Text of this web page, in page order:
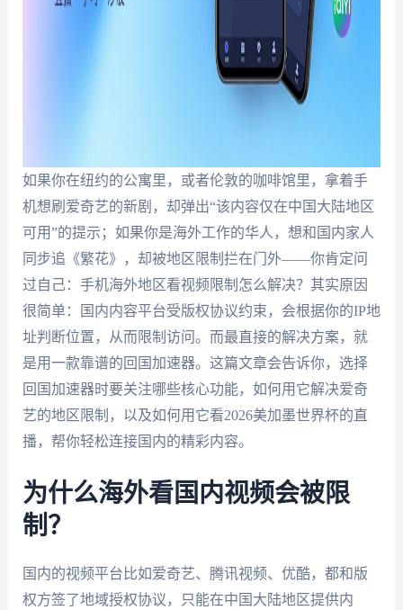
如果你在纽约的公寓里，或者伦敦的咖啡馆里，拿着手
机想刷爱奇艺的新剧，却弹出“该内容仅在中国大陆地区
可用”的提示；如果你是海外工作的华人，想和国内家人
同步追《繁花》，却被地区限制拦在门外——你肯定问
过自己：手机海外地区看视频限制怎么解决？其实原因
很简单：国内内容平台受版权协议约束，会根据你的IP地
址判断位置，从而限制访问。而最直接的解决方案，就
是用一款靠谱的回国加速器。这篇文章会告诉你，选择
回国加速器时要关注哪些核心功能，如何用它解决爱奇
艺的地区限制，以及如何用它看2026美加墨世界杯的直
播，帮你轻松连接国内的精彩内容。
为什么海外看国内视频会被限
制？
国内的视频平台比如爱奇艺、腾讯视频、优酷，都和版
权方签了地域授权协议，只能在中国大陆地区提供内